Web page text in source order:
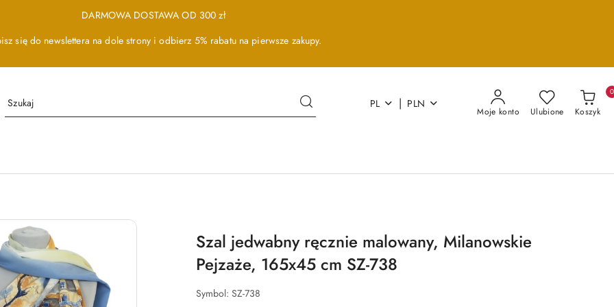
DARMOWA DOSTAWA OD 300 zł
się do newslettera na dole strony i odbierz 5% rabatu na pierwsze zakupy.
PL | PLN
Moje konto Ulubione Koszyk
0
Szal jedwabny ręcznie malowany, Milanowskie
Pejzaże, 165x45 cm SZ-738
Symbol: SZ-738